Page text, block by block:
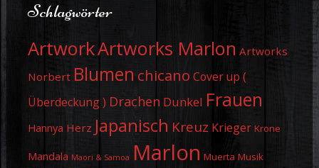
Schlagwörter
ArtworkArtworks Marlon Artworks
Norbert Blumen chicano Cover up (
Überdeckung ) Drachen Dunkel Frauen
Hannya Herz Japanisch Kreuz Krieger Krone
Mandala Maori & Samoa Marlon Muerta Musik